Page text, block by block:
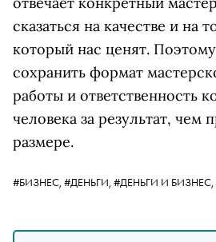
сказаться на качестве и на
который нас ценят.
сохранить формат
работы и ответственность
человека за результат, чем
размере.
#БИЗНЕС, #ДЕНЬГИ, #ДЕНЬГИ И БИЗНЕС,